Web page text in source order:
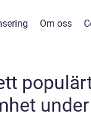
Om oss